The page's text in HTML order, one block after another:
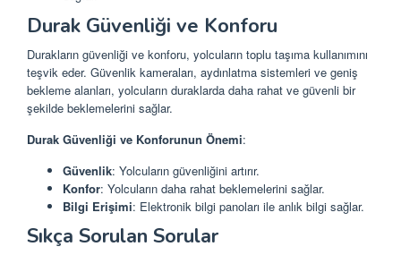
Durak Güvenliği ve Konforu
Durakların güvenliği ve konforu, yolcuların toplu taşıma kullanımını
teşvik eder. Güvenlik kameraları, aydınlatma sistemleri ve geniş
bekleme alanları, yolcuların duraklarda daha rahat ve güvenli bir
şekilde beklemelerini sağlar.
Durak Güvenliği ve Konforunun Önemi:
Güvenlik: Yolcuların güvenliğini artırır.
Konfor: Yolcuların daha rahat beklemelerini sağlar.
Bilgi Erişimi: Elektronik bilgi panoları ile anlık bilgi sağlar.
Sıkça Sorulan Sorular